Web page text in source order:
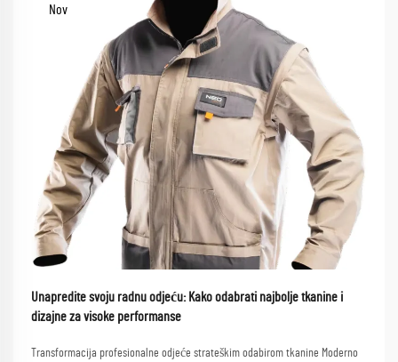
Nov
Unapredite svoju radnu odjeću: Kako odabrati najbolje tkanine i
dizajne za visoke performanse
Transformacija profesionalne odjeće strateškim odabirom tkanine Moderno